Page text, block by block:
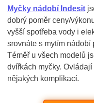
Myčky nádobí Indesit
dobrý poměr ceny/
vyšší spotřeba vody i
srovnáte s mytím nádobí
Téměř u všech modelů
dvířkách myčky.
nějakých komplikací.